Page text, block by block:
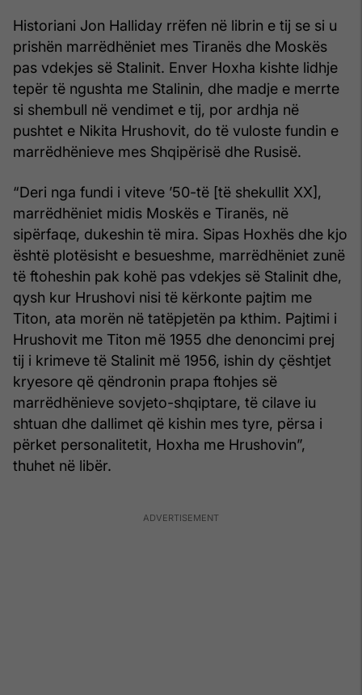
Historiani Jon Halliday rrëfen në librin e tij se si u
prishën marrëdhëniet mes Tiranës dhe Moskës
pas vdekjes së Stalinit. Enver Hoxha kishte lidhje
tepër të ngushta me Stalinin, dhe madje e merrte
si shembull në vendimet e tij, por ardhja në
pushtet e Nikita Hrushovit, do të vuloste fundin e
marrëdhënieve mes Shqipërisë dhe Rusisë.
“Deri nga fundi i viteve ’50-të [të shekullit XX],
marrëdhëniet midis Moskës e Tiranës, në
sipërfaqe, dukeshin të mira. Sipas Hoxhës dhe kjo
është plotësisht e besueshme, marrëdhëniet zunë
të ftoheshin pak kohë pas vdekjes së Stalinit dhe,
qysh kur Hrushovi nisi të kërkonte pajtim me
Titon, ata morën në tatëpjetën pa kthim. Pajtimi i
Hrushovit me Titon më 1955 dhe denoncimi prej
tij i krimeve të Stalinit më 1956, ishin dy çështjet
kryesore që qëndronin prapa ftohjes së
marrëdhënieve sovjeto-shqiptare, të cilave iu
shtuan dhe dallimet që kishin mes tyre, përsa i
përket personalitetit, Hoxha me Hrushovin”,
thuhet në libër.